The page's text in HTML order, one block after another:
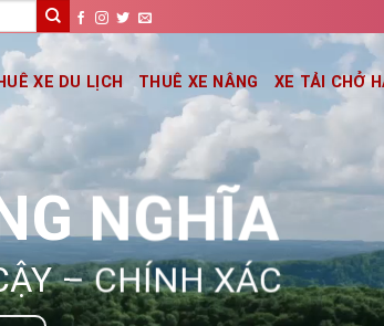
XE DU LỊCH THUÊ XE NÂNG XE TẢI CHỞ
NGHĨA
– CHÍNH XÁC